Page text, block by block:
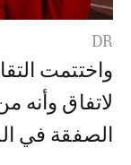
DR
واختتمت
لاتفاق وأنه
الصفقة في